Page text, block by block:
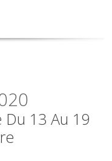
Du 13 Au 19